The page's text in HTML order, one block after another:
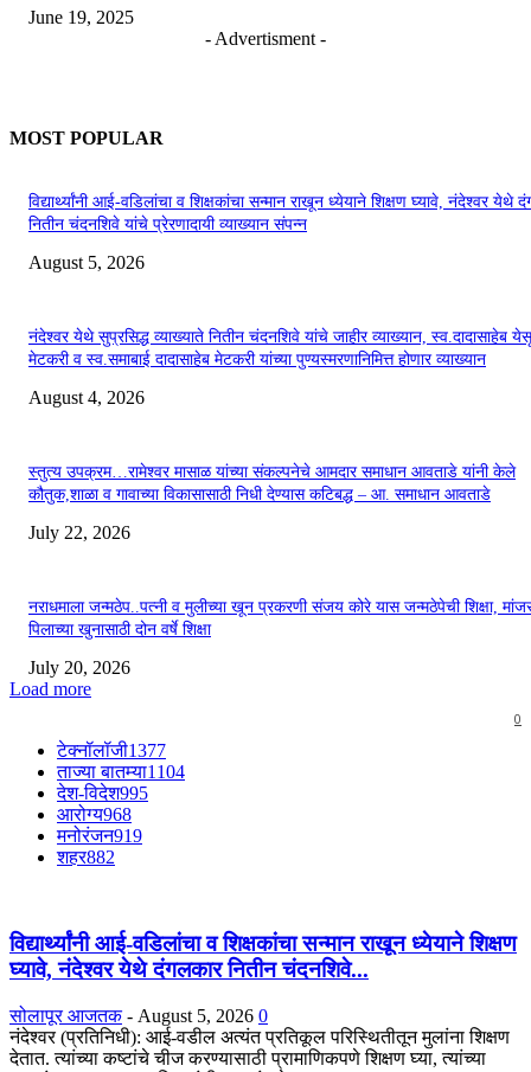
June 19, 2025
- Advertisment -
MOST POPULAR
विद्यार्थ्यांनी आई-वडिलांचा व शिक्षकांचा सन्मान राखून ध्येयाने शिक्षण घ्यावे, नंदेश्वर येथे
नितीन चंदनशिवे यांचे प्रेरणादायी व्याख्यान संपन्न
August 5, 2026
नंदेश्वर येथे सुप्रसिद्ध व्याख्याते नितीन चंदनशिवे यांचे जाहीर व्याख्यान, स्व.दादासाहेब येसू
मेटकरी व स्व.समाबाई दादासाहेब मेटकरी यांच्या पुण्यस्मरणानिमित्त होणार व्याख्यान
August 4, 2026
स्तुत्य उपक्रम…रामेश्वर मासाळ यांच्या संकल्पनेचे आमदार समाधान आवताडे यांनी केले
कौतुक,शाळा व गावाच्या विकासासाठी निधी देण्यास कटिबद्ध – आ. समाधान आवताडे
July 22, 2026
नराधमाला जन्मठेप..पत्नी व मुलीच्या खून प्रकरणी संजय कोरे यास जन्मठेपेची शिक्षा,
पिलाच्या खुनासाठी दोन वर्षे शिक्षा
July 20, 2026
Load more
0
टेक्नॉलॉजी1377
ताज्या बातम्या1104
देश-विदेश995
आरोग्य968
मनोरंजन919
शहर882
विद्यार्थ्यांनी आई-वडिलांचा व शिक्षकांचा सन्मान राखून ध्येयाने शिक्षण
घ्यावे, नंदेश्वर येथे दंगलकार नितीन चंदनशिवे...
सोलापूर आजतक - August 5, 2026 0
नंदेश्वर (प्रतिनिधी): आई-वडील अत्यंत प्रतिकूल परिस्थितीतून मुलांना शिक्षण
देतात. त्यांच्या कष्टांचे चीज करण्यासाठी प्रामाणिकपणे शिक्षण घ्या, त्यांच्या